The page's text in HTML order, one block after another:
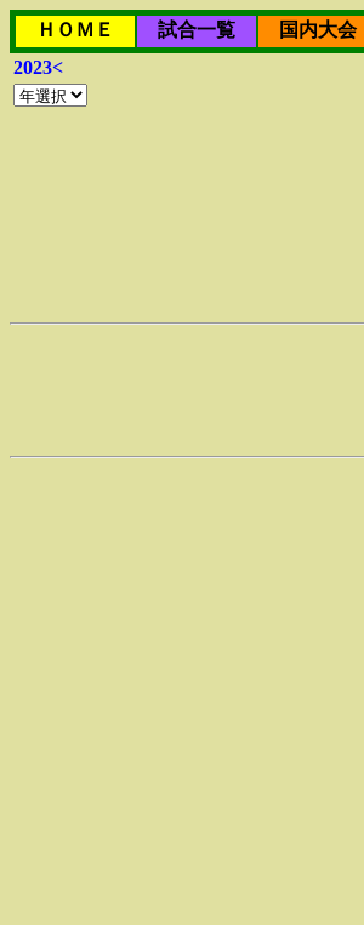
ＨＯＭＥ 試合一覧 国内大会
2023<